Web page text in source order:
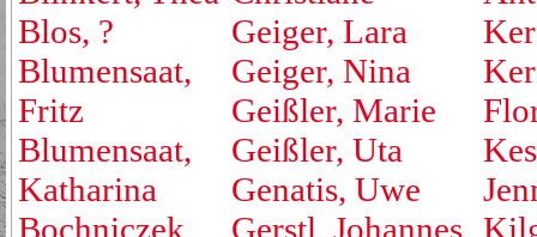
Blos, ?
Blumensaat,
Fritz
Blumensaat,
Katharina
Bochniczek,
Geiger, Lara
Geiger, Nina
Geißler, Marie
Geißler, Uta
Genatis, Uwe
Gerstl, Johannes